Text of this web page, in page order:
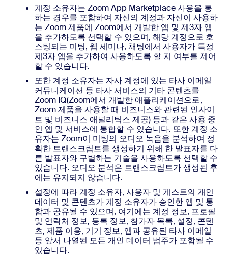
계정 소유자는 Zoom App Marketplace 사용을 통
하는 경우를 포함하여 자신의 계정과 자신이 사용하
는 Zoom 제품에 Zoom에서 개발한 앱 및 제3자 앱
을 추가하도록 선택할 수 있으며, 해당 계정으로 호
스팅되는 미팅, 웹 세미나, 채팅에서 사용자가 특정
제3자 앱을 추가하여 사용하도록 할 지 여부를 제어
할 수 있습니다.
또한 계정 소유자는 자사 계정에 있는 타사 이메일
커뮤니케이션 등 타사 서비스의 기타 콘텐츠를
Zoom IQ(Zoom에서 개발한 애플리케이션으로,
Zoom 제품을 사용할 때 비즈니스와 관련된 인사이
트 및 비즈니스 애널리틱스 제공) 등과 같은 사용 중
인 앱 및 서비스에 통합할 수 있습니다. 또한 계정 소
유자는 Zoom이 미팅의 오디오 녹음을 분석하여 정
확한 트랜스크립트를 생성하기 위해 한 발표자를 다
른 발표자와 구별하는 기술을 사용하도록 선택할 수
있습니다. 오디오 분석은 트랜스크립트가 생성된 후
에는 유지되지 않습니다.
설정에 따라 계정 소유자, 사용자 및 게스트의 개인
데이터 및 콘텐츠가 계정 소유자가 승인한 앱 및 통
합과 공유될 수 있으며, 여기에는 계정 정보, 프로필
및 연락처 정보, 등록 정보, 참가자 목록, 설정, 콘텐
츠, 제품 이용, 기기 정보, 앱과 공유된 타사 이메일
등 앞서 나열된 모든 개인 데이터 범주가 포함될 수
있습니다.